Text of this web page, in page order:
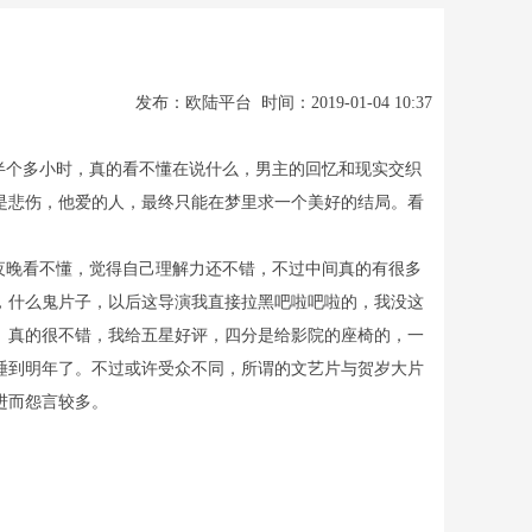
发布：欧陆平台 时间：2019-01-04 10:37
多小时，真的看不懂在说什么，男主的回忆和现实交织
伤，他爱的人，最终只能在梦里求一个美好的结局。看
看不懂，觉得自己理解力还不错，不过中间真的有很多
么鬼片子，以后这导演我直接拉黑吧啦吧啦的，我没这
的很不错，我给五星好评，四分是给影院的座椅的，一
明年了。不过或许受众不同，所谓的文艺片与贺岁大片
怨言较多。